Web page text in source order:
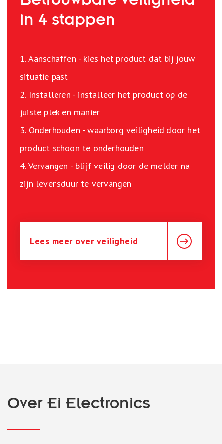
in 4 stappen
1. Aanschaffen - kies het product dat bij jouw
situatie past
2. Installeren - installeer het product op de
juiste plek en manier
3. Onderhouden - waarborg veiligheid door het
product schoon te onderhouden
4. Vervangen - blijf veilig door de melder na
zijn levensduur te vervangen
Lees meer over veiligheid
Over Ei Electronics